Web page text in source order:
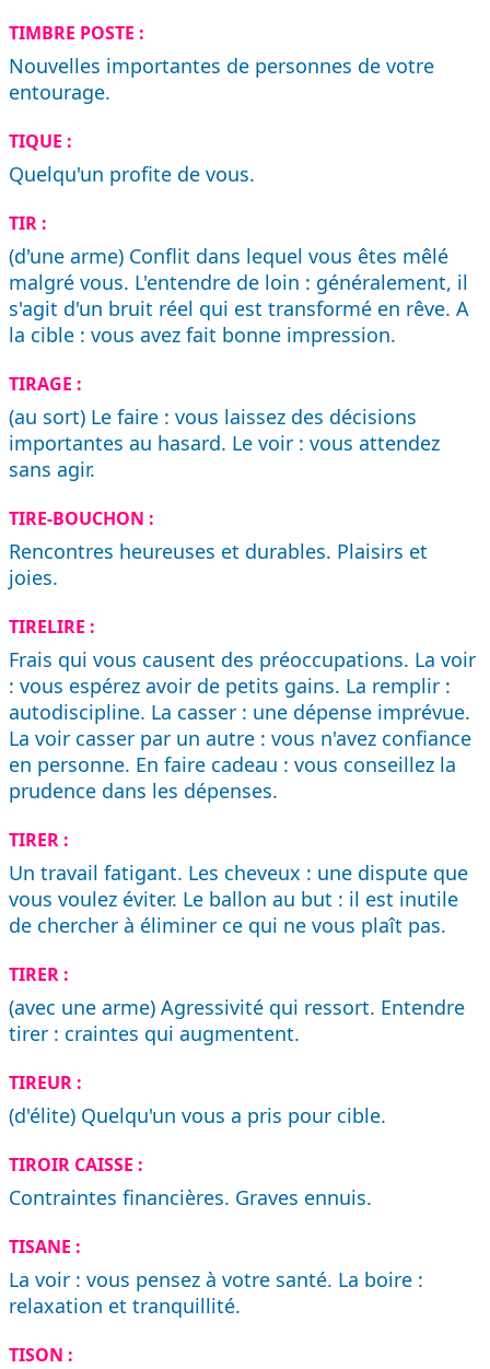
TIMBRE POSTE :
Nouvelles importantes de personnes de votre
entourage.
TIQUE :
Quelqu'un profite de vous.
TIR :
(d'une arme) Conflit dans lequel vous êtes mêlé
malgré vous. L'entendre de loin : généralement, il
s'agit d'un bruit réel qui est transformé en rêve. A
la cible : vous avez fait bonne impression.
TIRAGE :
(au sort) Le faire : vous laissez des décisions
importantes au hasard. Le voir : vous attendez
sans agir.
TIRE-BOUCHON :
Rencontres heureuses et durables. Plaisirs et
joies.
TIRELIRE :
Frais qui vous causent des préoccupations. La voir
: vous espérez avoir de petits gains. La remplir :
autodiscipline. La casser : une dépense imprévue.
La voir casser par un autre : vous n'avez confiance
en personne. En faire cadeau : vous conseillez la
prudence dans les dépenses.
TIRER :
Un travail fatigant. Les cheveux : une dispute que
vous voulez éviter. Le ballon au but : il est inutile
de chercher à éliminer ce qui ne vous plaît pas.
TIRER :
(avec une arme) Agressivité qui ressort. Entendre
tirer : craintes qui augmentent.
TIREUR :
(d'élite) Quelqu'un vous a pris pour cible.
TIROIR CAISSE :
Contraintes financières. Graves ennuis.
TISANE :
La voir : vous pensez à votre santé. La boire :
relaxation et tranquillité.
TISON :